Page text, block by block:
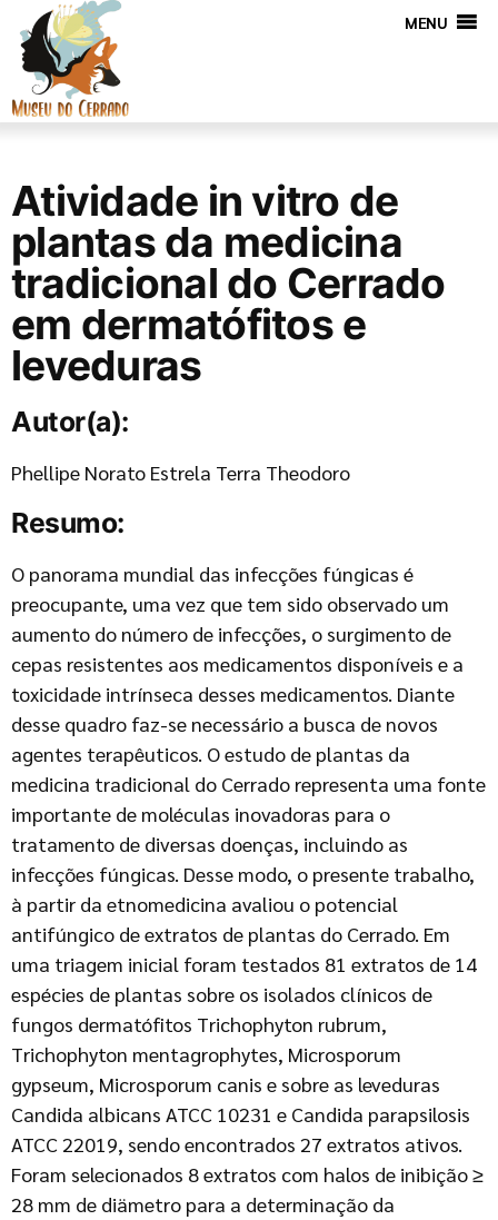
MENU
Atividade in vitro de
plantas da medicina
tradicional do Cerrado
em dermatófitos e
leveduras
Autor(a):
Phellipe Norato Estrela Terra Theodoro
Resumo:
O panorama mundial das infecções fúngicas é
preocupante, uma vez que tem sido observado um
aumento do número de infecções, o surgimento de
cepas resistentes aos medicamentos disponíveis e a
toxicidade intrínseca desses medicamentos. Diante
desse quadro faz-se necessário a busca de novos
agentes terapêuticos. O estudo de plantas da
medicina tradicional do Cerrado representa uma fonte
importante de moléculas inovadoras para o
tratamento de diversas doenças, incluindo as
infecções fúngicas. Desse modo, o presente trabalho,
à partir da etnomedicina avaliou o potencial
antifúngico de extratos de plantas do Cerrado. Em
uma triagem inicial foram testados 81 extratos de 14
espécies de plantas sobre os isolados clínicos de
fungos dermatófitos Trichophyton rubrum,
Trichophyton mentagrophytes, Microsporum
gypseum, Microsporum canis e sobre as leveduras
Candida albicans ATCC 10231 e Candida parapsilosis
ATCC 22019, sendo encontrados 27 extratos ativos.
Foram selecionados 8 extratos com halos de inibição ≥
28 mm de diämetro para a determinação da